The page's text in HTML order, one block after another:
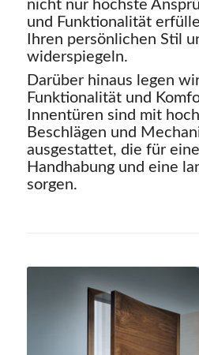
nicht nur höchste
und Funktionalität
Ihren persönlichen Stil
widerspiegeln.
Darüber hinaus legen
Funktionalität und
Innentüren sind mit
Beschlägen und
ausgestattet, die für
Handhabung und eine
sorgen.